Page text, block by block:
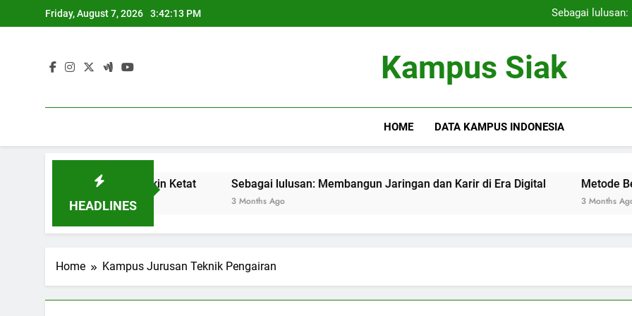
to
Friday, August 7, 2026 3:42:13 PM
Sebagai lulusan:
Sebagai
Kampus Siak
HOME DATA KAMPUS INDONESIA
HEADLINES
Kerja yang Semakin Ketat Sebagai lulusan: Membangun Jaringan dan Karir di Era Digital
3 Months Ago
Metode Berhasil
3 Months Ago
Home Kampus Jurusan Teknik Pengairan